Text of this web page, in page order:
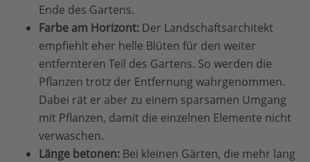
Ende des Gartens.
Farbe am Horizont: Der Landschaftsarchitekt
empfiehlt eher helle Blüten für den weiter
entfernteren Teil des Gartens. So werden die
Pflanzen trotz der Entfernung wahrgenommen.
Dabei rät er aber zu einem sparsamen Umgang
mit Pflanzen, damit die einzelnen Elemente nicht
verwaschen.
Länge betonen: Bei kleinen Gärten, die mehr lang